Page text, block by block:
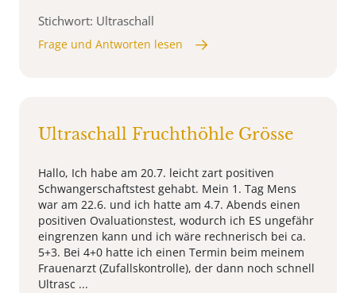
Stichwort: Ultraschall
Frage und Antworten lesen
Ultraschall Fruchthöhle Grösse
Hallo, Ich habe am 20.7. leicht zart positiven
Schwangerschaftstest gehabt. Mein 1. Tag Mens
war am 22.6. und ich hatte am 4.7. Abends einen
positiven Ovaluationstest, wodurch ich ES ungefähr
eingrenzen kann und ich wäre rechnerisch bei ca.
5+3. Bei 4+0 hatte ich einen Termin beim meinem
Frauenarzt (Zufallskontrolle), der dann noch schnell
Ultrasc ...